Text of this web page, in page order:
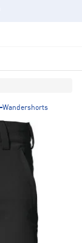
Wandershorts